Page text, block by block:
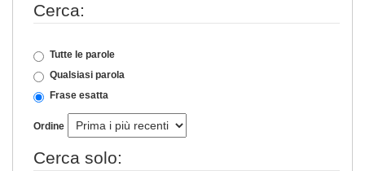
Cerca:
Tutte le parole
Qualsiasi parola
Frase esatta
Ordine
Cerca solo: